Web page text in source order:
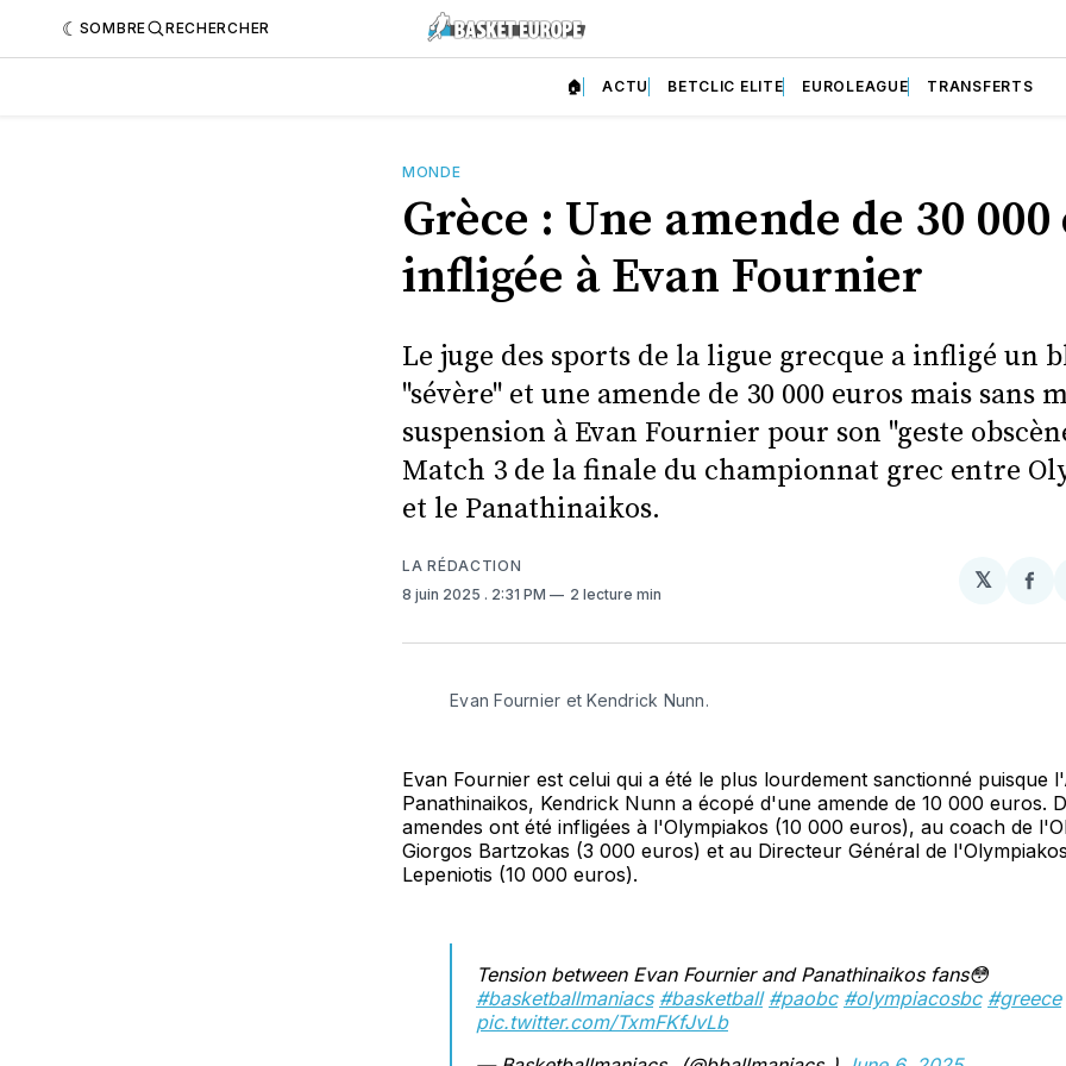
SOMBRE RECHERCHER
🏠 ACTU BETCLIC ELITE EUROLEAGUE TRANSFERTS
MONDE
Grèce : Une amende de 30
infligée à Evan Fournier
Le juge des sports de la ligue grecque a infligé un
"sévère" et une amende de 30 000 euros mais sans
suspension à Evan Fournier pour son "geste
Match 3 de la finale du championnat grec entre
et le Panathinaikos.
LA RÉDACTION
8 juin 2025 . 2:31 PM 2 lecture min
𝕏
Evan Fournier et Kendrick Nunn.
Evan Fournier est celui qui a été le plus lourdement sanctionné puisque
Panathinaikos, Kendrick Nunn a écopé d'une amende de 10 000 euros.
amendes ont été infligées à l'Olympiakos (10 000 euros), au coach de
Giorgos Bartzokas (3 000 euros) et au Directeur Général de
Lepeniotis (10 000 euros).
Tension between Evan Fournier and Panathinaikos fans😳
#basketballmaniacs #basketball #paobc #olympiacosbc #greece
pic.twitter.com/TxmFKfJvLb